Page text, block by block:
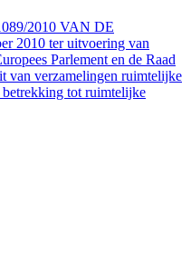
2010 VAN DE
2010 ter uitvoering van
Parlement en de Raad
van verzamelingen ruimtelijke
betrekking tot ruimtelijke